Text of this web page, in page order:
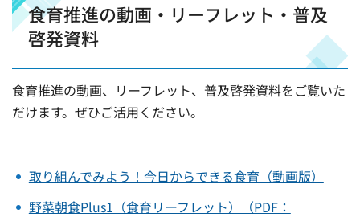
食育推進の動画・リーフレット・普及
啓発資料
食育推進の動画、リーフレット、普及啓発資料をご覧いた
だけます。ぜひご活用ください。
取り組んでみよう！今日からできる食育（動画版）
野菜朝食Plus1（食育リーフレット）（PDF：